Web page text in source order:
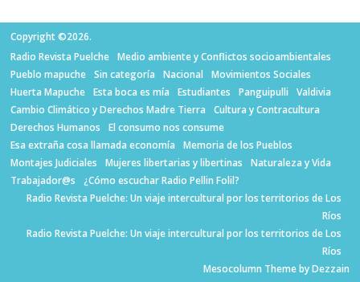
Copyright ©2026.
Radio Revista Puelche
Medio ambiente y Conflictos socioambientales
Pueblo mapuche
Sin categoría Nacional
Movimientos Sociales
Huerta Mapuche
Esta boca es mía Estudiantes Panguipulli
Valdivia
Cambio Climático y Derechos Madre Tierra
Cultura y Contracultura
Derechos Humanos
El consumo nos consume
Esa extraña cosa llamada economía
Memoria de los Pueblos
Montajes Judiciales
Mujeres libertarias y libertinas
Naturaleza y Vida
Trabajador@s
¿Cómo escuchar Radio Pellin Folil?
Radio Revista Puelche: Un viaje intercultural por los territorios de Los
Ríos
Radio Revista Puelche: Un viaje intercultural por los territorios de Los
Ríos
Mesocolumn Theme by Dezzain